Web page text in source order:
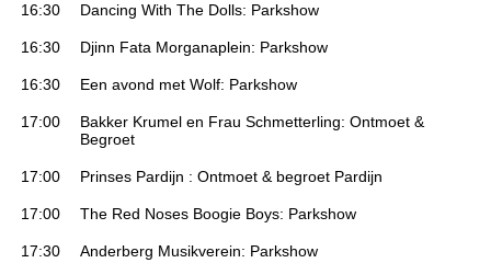
16:30 Dancing With The Dolls: Parkshow
16:30 Djinn Fata Morganaplein: Parkshow
16:30 Een avond met Wolf: Parkshow
17:00
Bakker Krumel en Frau Schmetterling: Ontmoet &
Begroet
17:00 Prinses Pardijn : Ontmoet & begroet Pardijn
17:00 The Red Noses Boogie Boys: Parkshow
17:30 Anderberg Musikverein: Parkshow